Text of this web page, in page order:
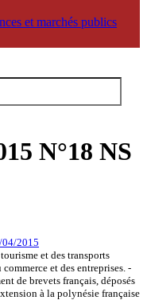
et marchés publics
N°18 NS
2015
et des transports
et des entreprises. -
de brevets français, déposés
à la polynésie française